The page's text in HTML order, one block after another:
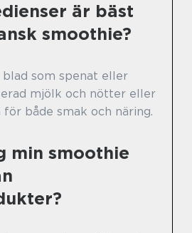
är bäst
smoothie?
blad som spenat eller
mjölk och nötter eller
både smak och näring.
min smoothie